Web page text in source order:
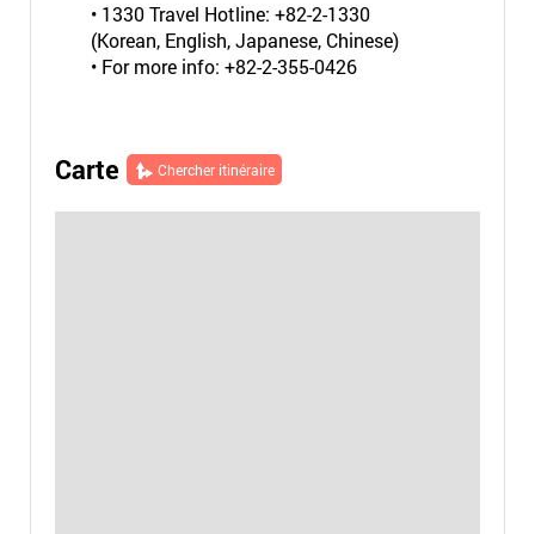
• 1330 Travel Hotline: +82-2-1330
(Korean, English, Japanese, Chinese)
• For more info: +82-2-355-0426
Carte Chercher itinéraire